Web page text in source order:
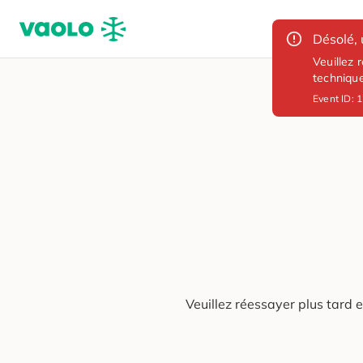
Désolé,
Veuillez
Event ID:
Veuillez réessayer plus tard